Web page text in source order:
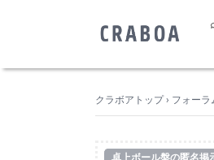
クラボアトップ › フォーラ
卓上ボール盤の匿名掲